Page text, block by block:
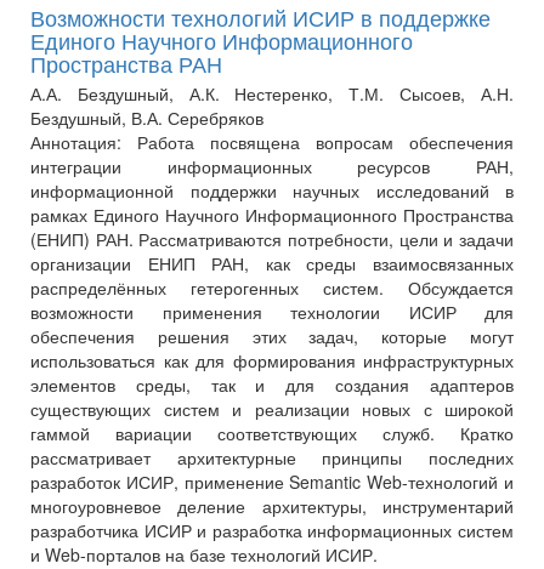
Возможности технологий ИСИР в поддержке
Единого Научного Информационного
Пространства РАН
А.А. Бездушный, А.К. Нестеренко, Т.М. Сысоев, А.Н.
Бездушный, В.А. Серебряков
Аннотация: Работа посвящена вопросам обеспечения
интеграции информационных ресурсов РАН,
информационной поддержки научных исследований в
рамках Единого Научного Информационного Пространства
(ЕНИП) РАН. Рассматриваются потребности, цели и задачи
организации ЕНИП РАН, как среды взаимосвязанных
распределённых гетерогенных систем. Обсуждается
возможности применения технологии ИСИР для
обеспечения решения этих задач, которые могут
использоваться как для формирования инфраструктурных
элементов среды, так и для создания адаптеров
существующих систем и реализации новых с широкой
гаммой вариации соответствующих служб. Кратко
рассматривает архитектурные принципы последних
разработок ИСИР, применение Semantic Web-технологий и
многоуровневое деление архитектуры, инструментарий
разработчика ИСИР и разработка информационных систем
и Web-порталов на базе технологий ИСИР.